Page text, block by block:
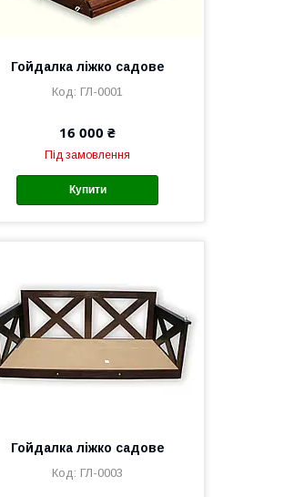
Гойдалка ліжко садове
ГЛ-0001
16 000 ₴
Під замовлення
Купити
Гойдалка ліжко садове
ГЛ-0003